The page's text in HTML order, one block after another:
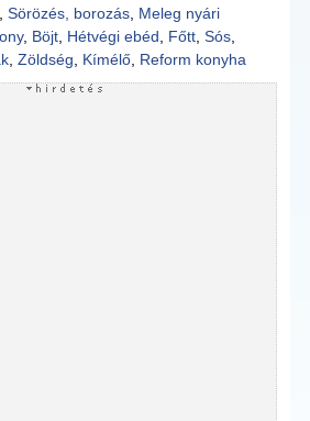
,Sörözés, borozás Meleg nyári
, Böjt Hétvégi ebéd Főtt ,Sós
,Zöldség Kímélő Reform konyha